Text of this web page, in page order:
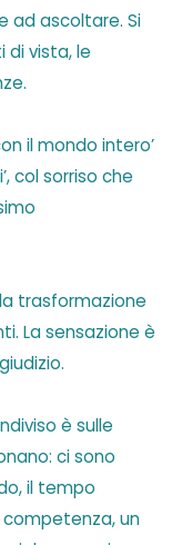
ad ascoltare. Si
di vista, le
il mondo intero’
col sorriso che
trasformazione
La sensazione è
è sulle
ci sono
il tempo
un